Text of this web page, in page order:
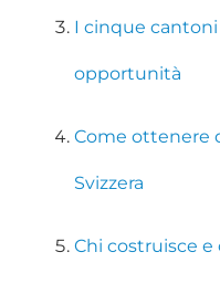
I cinque
opportunità
Come ottenere
Svizzera
Chi costruisce e